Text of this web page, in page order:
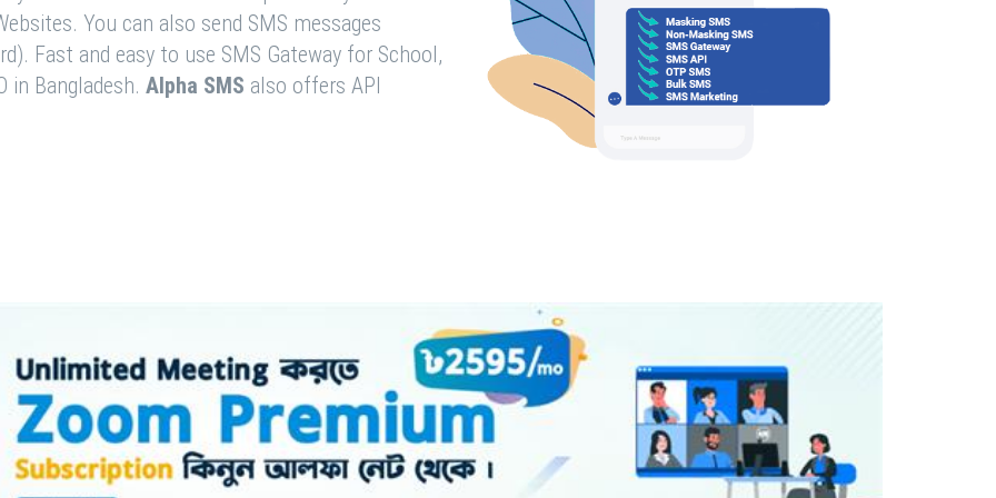
You can also send SMS messages
Fast and easy to use SMS Gateway for School,
in Bangladesh. Alpha SMS also offers API